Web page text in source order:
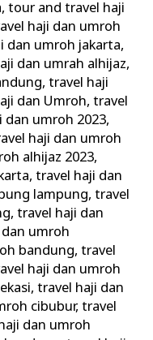
,tour and travel haji
haji dan umroh
dan umroh jakarta,
dan umrah alhijaz,
,travel haji
dan Umroh,travel
dan umroh 2023,
haji dan umroh
alhijaz 2023,
,travel haji dan
lampung,travel
,travel haji dan
umroh
bandung,travel
haji dan umroh
,travel haji dan
cibubur,travel
dan umroh